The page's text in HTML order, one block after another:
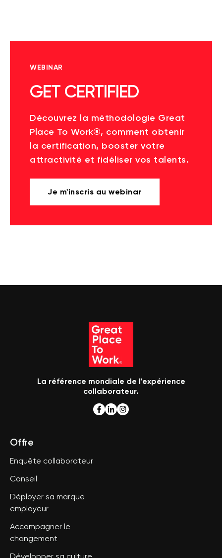
WEBINAR
GET CERTIFIED
Découvrez la méthodologie Great
Place To Work®, comment obtenir
la certification, booster votre
attractivité et fidéliser vos talents.
Je m'inscris au webinar
La référence mondiale de l'expérience
collaborateur.
Offre
Enquête collaborateur
Conseil
Déployer sa marque
employeur
Accompagner le
changement